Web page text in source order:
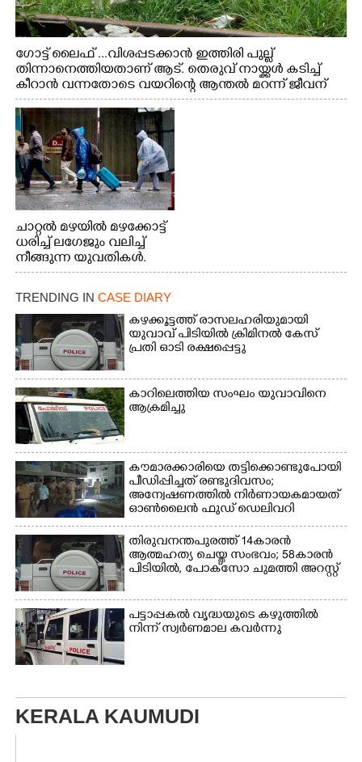
ഗോട്ട് ലൈഫ് ...വിശപ്പടക്കാൻ ഇത്തിരി പുല്ല്
തിന്നാനെത്തിയതാണ് ആട്. തെരുവ് നായ്ക്കൾ കടിച്ച്
കീറാൻ വന്നതോടെ വയറിന്റെ ആന്തൽ മറന്ന് ജീവന്
വേണ്ടിയായി ഓട്ടം. എറണാകുളം വാത്തുരുത്തിയിൽ
നിന്നുള്ള കാഴ്ച
ചാറ്റൽ മഴയിൽ മഴക്കോട്ട്
ധരിച്ച് ലഗേജും വലിച്ച്
നീങ്ങുന്ന യുവതികൾ.
എറണാകുളം മേനകയിൽ
നിന്നുള്ള കാഴ്ച
TRENDING IN CASE DIARY
കഴക്കൂട്ടത്ത് രാസലഹരിയുമായി
യുവാവ് പിടിയിൽ ക്രിമിനൽ കേസ്
പ്രതി ഓടി രക്ഷപ്പെട്ടു
കാറിലെത്തിയ സംഘം യുവാവിനെ
ആക്രമിച്ചു
കൗമാരക്കാരിയെ തട്ടിക്കൊണ്ടുപോയി
പീഡിപ്പിച്ചത് രണ്ടുദിവസം;
അന്വേഷണത്തിൽ നിർണായകമായത്
ഓൺലൈൻ ഫുഡ് ഡെലിവറി
തിരുവനന്തപുരത്ത് 14കാരൻ
ആത്മഹത്യ ചെയ്ത സംഭവം; 58കാരൻ
പിടിയിൽ, പോക്‌സോ ചുമത്തി അറസ്റ്റ്
പട്ടാപ്പകൽ വൃദ്ധയുടെ കഴുത്തിൽ
നിന്ന് സ്വർണമാല കവർന്നു
KERALA KAUMUDI